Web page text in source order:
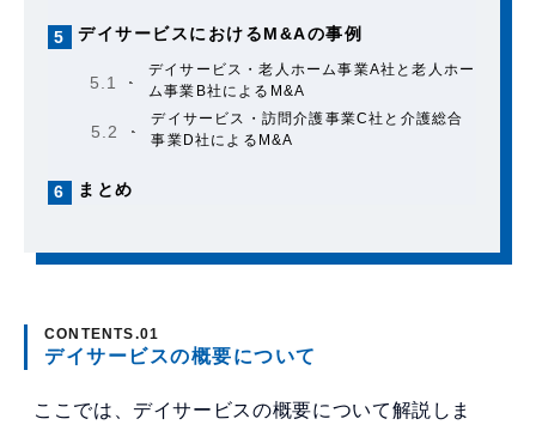
5 デイサービスにおけるM&Aの事例
5.1
デイサービス・老人ホーム事業A社と老人ホー
ム事業B社によるM&A
5.2
デイサービス・訪問介護事業C社と介護総合
事業D社によるM&A
6 まとめ
デイサービスの概要について
ここでは、デイサービスの概要について解説しま